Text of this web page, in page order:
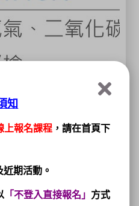
知
上報名課程，請在首頁下
期活動。
「不登入直接報名」 方式